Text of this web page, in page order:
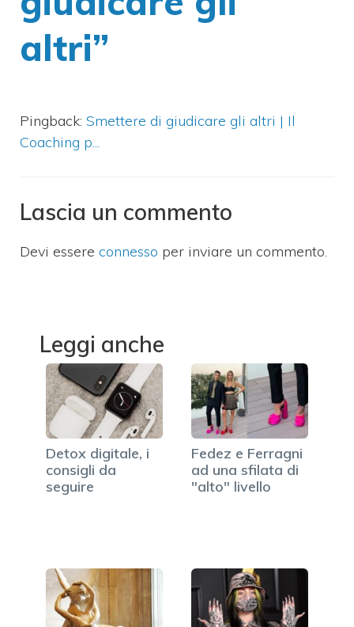
altri”
Pingback: Smettere di giudicare gli altri | Il
Coaching p...
Lascia un commento
Devi essere connesso per inviare un commento.
Leggi anche
Detox digitale, i
consigli da
seguire
Fedez e Ferragni
ad una sfilata di
"alto" livello